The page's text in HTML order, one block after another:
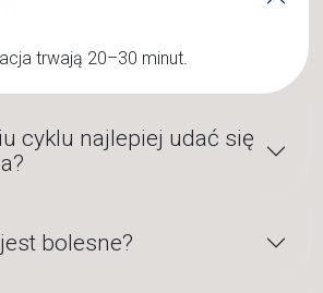
trwają 20–30 minut.
cyklu najlepiej udać się
bolesne?